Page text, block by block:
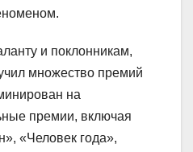
и поклонникам,
множество премий
на
премии, включая
«Человек года»,